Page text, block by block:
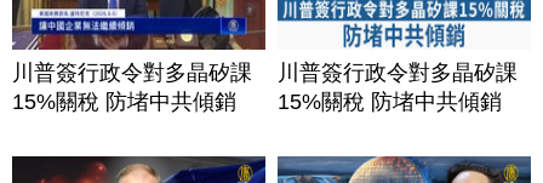
川普簽行政令對多晶矽課
15%關稅 防堵中共傾銷
川普簽行政令對多晶矽課
15%關稅 防堵中共傾銷